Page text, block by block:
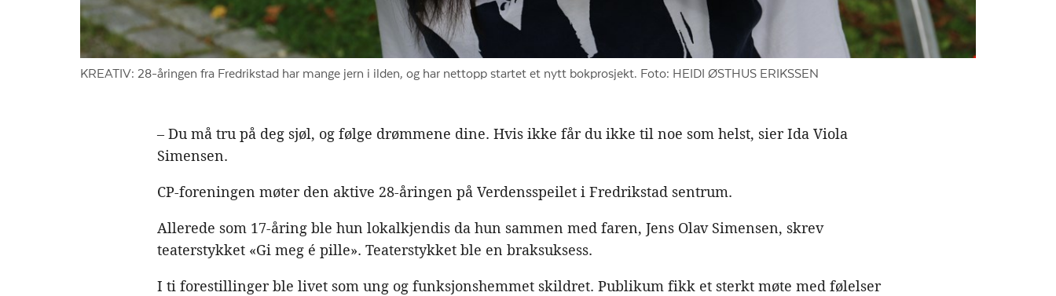
KREATIV: 28-åringen fra Fredrikstad har mange jern i ilden, og har nettopp startet et nytt bokprosjekt. Foto: HEIDI ØSTHUS ERIKSSEN
– Du må tru på deg sjøl, og følge drømmene dine. Hvis ikke får du ikke til noe som helst, sier Ida Viola
Simensen.
CP-foreningen møter den aktive 28-åringen på Verdensspeilet i Fredrikstad sentrum.
Allerede som 17-åring ble hun lokalkjendis da hun sammen med faren, Jens Olav Simensen, skrev
teaterstykket «Gi meg é pille». Teaterstykket ble en braksuksess.
I ti forestillinger ble livet som ung og funksjonshemmet skildret. Publikum fikk et sterkt møte med følelser